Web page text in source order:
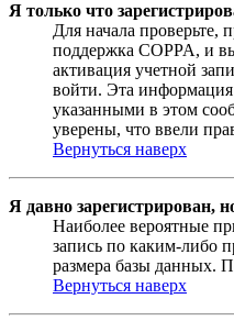
Я только что
Для начала проверьте,
поддержка COPPA, и
активация учетной
войти. Эта информация
указанными в этом
уверены, что ввели
Вернуться наверх
Я давно зарегистрирован,
Наиболее вероятные
запись по каким-либо
размера базы данных.
Вернуться наверх